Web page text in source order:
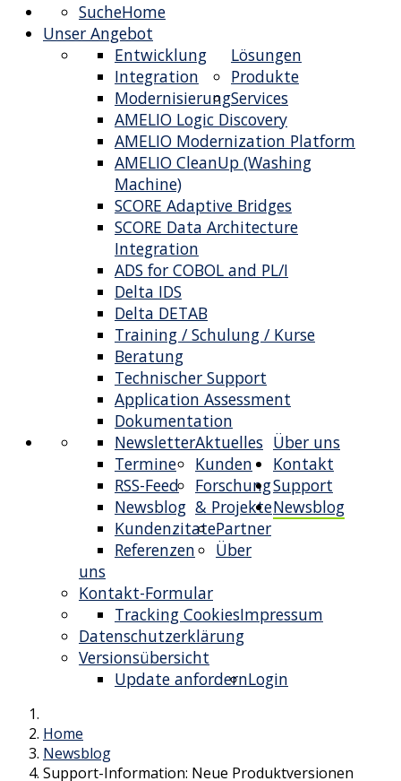
Home
Suche
Unser Angebot
Lösungen
Entwicklung
Integration
Modernisierung
Produkte
AMELIO Logic Discovery
AMELIO Modernization Platform
AMELIO CleanUp (Washing
Machine)
SCORE Adaptive Bridges
SCORE Data Architecture
Integration
ADS for COBOL and PL/I
Delta IDS
Delta DETAB
Services
Training / Schulung / Kurse
Beratung
Technischer Support
Application Assessment
Dokumentation
Über uns
Aktuelles
Newsletter
Termine
RSS-Feed
Newsblog
Kunden
Kundenzitate
Referenzen
Forschung
& Projekte
Partner
Über
uns
Kontakt
Kontakt-Formular
Impressum
Tracking Cookies
Datenschutzerklärung
Support
Versionsübersicht
Update anfordernLogin
Newsblog
Home
Newsblog
Support-Information: Neue Produktversionen